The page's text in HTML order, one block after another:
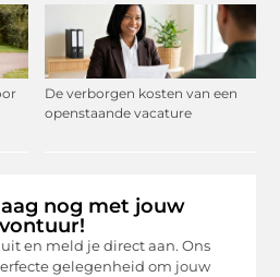
De verborgen kosten van een
openstaande vacature
nog met jouw
en meld je direct aan. Ons
gelegenheid om jouw